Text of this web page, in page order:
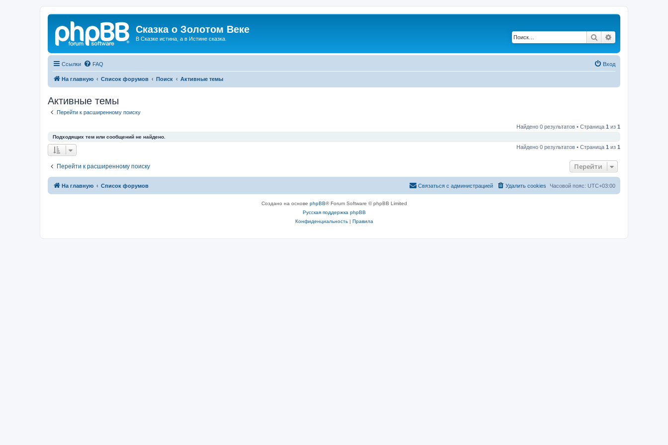
Сказка о Золотом Веке
В Сказке истина, а в Истине сказка. Поиск
Ссылки FAQ Вход
На главную Список форумов Поиск Активные темы
Активные темы
Перейти к расширенному поиску
Найдено 0 результатов • Страница 1 из 1
Подходящих тем или сообщений не найдено.
Найдено 0 результатов • Страница 1 из 1
Перейти к расширенному поиску Перейти
На главную Список форумов Часовой пояс: UTC+03:00
Удалить cookies
Связаться с администрацией
Создано на основе phpBB® Forum Software © phpBB Limited
Русская поддержка phpBB
Конфиденциальность| Правила